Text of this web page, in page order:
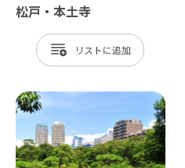
松戸・本土寺
リスト